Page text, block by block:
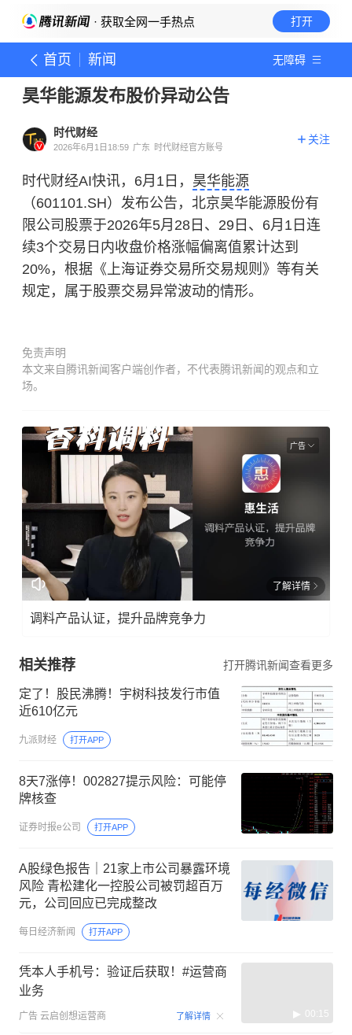
· 获取全网一手热点 打开
首页 新闻 无障碍
昊华能源发布股价异动公告
时代财经
2026年6月1日18:59 广东 时代财经官方账号
关注
时代财经AI快讯，6月1日， 昊华能源
（601101.SH）发布公告，北京昊华能源股份有
限公司股票于2026年5月28日、29日、6月1日连
续3个交易日内收盘价格涨幅偏离值累计达到
20%，根据《上海证券交易所交易规则》等有关
规定，属于股票交易异常波动的情形。
免责声明
本文来自腾讯新闻客户端创作者，不代表腾讯新闻的观点和立
场。
广告
了解详情
调料产品认证，提升品牌竞争力
相关推荐 打开腾讯新闻查看更多
定了！股民沸腾！宇树科技发行市值
近610亿元
九派财经 打开APP
8天7涨停！002827提示风险：可能停
牌核查
证券时报e公司 打开APP
A股绿色报告｜21家上市公司暴露环境
风险 青松建化一控股公司被罚超百万
元，公司回应已完成整改
每日经济新闻 打开APP
凭本人手机号：验证后获取！#运营商
业务
广告 云启创想运营商 了解详情 00:15